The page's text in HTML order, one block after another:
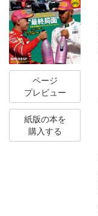
ページ
プレビュー
紙版の本を
購入する